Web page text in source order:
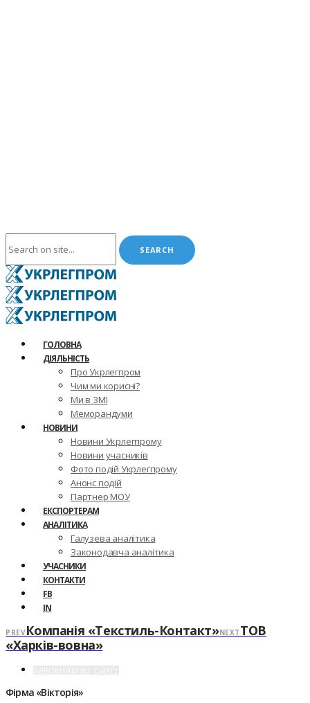
ГОЛОВНА
ДІЯЛЬНІСТЬ
Про Укрлегпром
Чим ми корисні?
Ми в ЗМІ
Меморандуми
НОВИНИ
Новини Укрлегпрому
Новини учасників
Фото подій Укрлегпрому
Анонс подій
Партнер МОУ
ЕКСПОРТЕРАМ
АНАЛІТИКА
Галузева аналітика
Законодавча аналітика
УЧАСНИКИ
КОНТАКТИ
FB
IN
PREVКомпанія «Текстиль-Контакт»NEXT ТОВ
«Харків-вовна»
Фірма «Вікторія»